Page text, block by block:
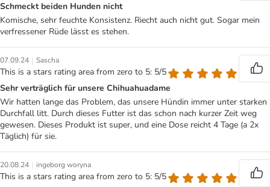
Schmeckt beiden Hunden nicht
Komische, sehr feuchte Konsistenz. Riecht auch nicht gut. Sogar mein
verfressener Rüde lässt es stehen.
07.09.24 | Sascha
This is a stars rating area from zero to 5: 5/5
Sehr verträglich für unsere Chihuahuadame
Wir hatten lange das Problem, das unsere Hündin immer unter starken
Durchfall litt. Durch dieses Futter ist das schon nach kurzer Zeit weg
gewesen. Dieses Produkt ist super, und eine Dose reicht 4 Tage (a 2x
Täglich) für sie.
20.08.24 | ingeborg woryna
This is a stars rating area from zero to 5: 5/5